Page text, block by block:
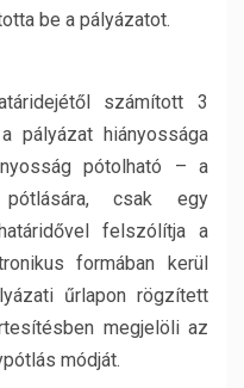
be a pályázatot.
számított 3
pályázat hiányossága
pótolható – a
pótlására, csak egy
felszólítja a
formában kerül
űrlapon rögzített
megjelöli az
módját.